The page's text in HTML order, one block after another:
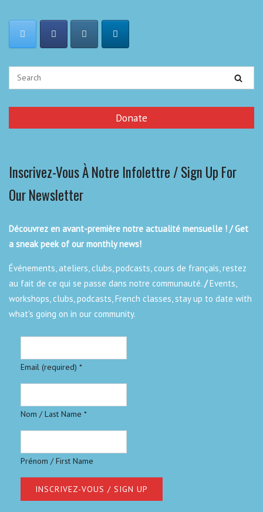
Donate
Inscrivez-Vous À Notre Infolettre / Sign Up For
Our Newsletter
Découvrez en avant-première notre actualité mensuelle ! / Get
a sneak peek of our monthly news!
Événements, ateliers, clubs, podcasts, cours de français, restez
au fait de ce qui se passe dans notre communauté. /Events,
workshops, clubs, podcasts, French classes, stay up to date with
what's going on in our community.
Email (required) *
Nom / Last Name *
Prénom / First Name